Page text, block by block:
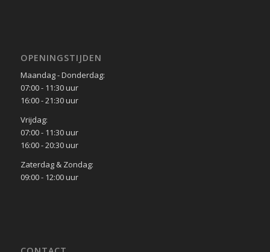
OPENINGSTIJDEN
Maandag - Donderdag:
07:00 - 11:30 uur
16:00 - 21:30 uur
Vrijdag:
07:00 - 11:30 uur
16:00 - 20:30 uur
Zaterdag & Zondag:
09:00 - 12:00 uur